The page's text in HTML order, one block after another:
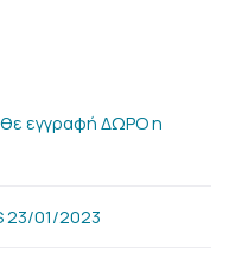
εγγραφή ΔΩΡΟ η
23/01/2023